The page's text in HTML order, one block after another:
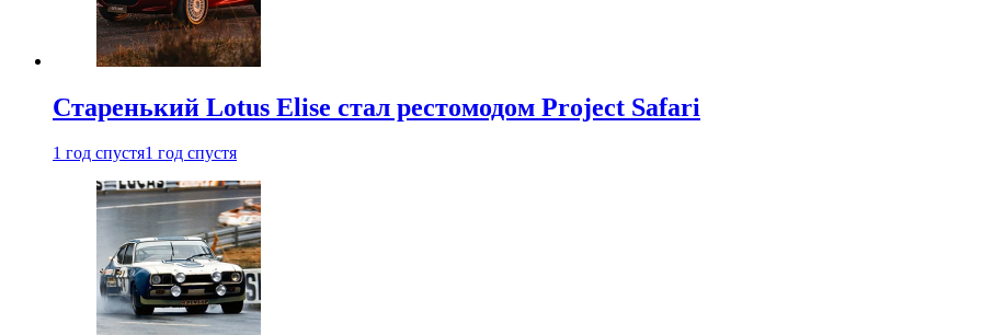
Старенький Lotus Elise стал рестомодом Project Safari
1 год спустя1 год спустя